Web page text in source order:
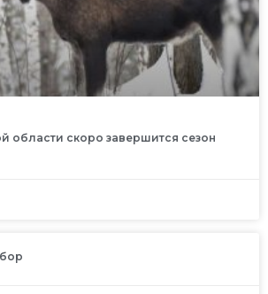
области скоро завершится сезон